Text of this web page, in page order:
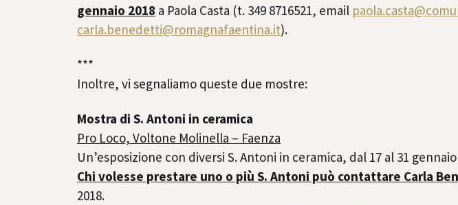
gennaio 2018 a Paola Casta (t. 349 8716521, email
carla.benedetti@romagnafaentina.it).
***
Inoltre, vi segnaliamo queste due mostre:
Mostra di S. Antoni in ceramica
Pro Loco, Voltone Molinella – Faenza
Un’esposizione con diversi S. Antoni in ceramica, dal 17 al 31 gennaio
Chi volesse prestare uno o più S. Antoni può contattare Carla
2018.